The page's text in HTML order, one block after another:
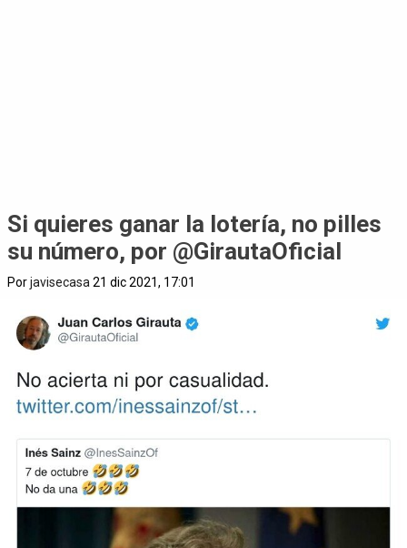
Si quieres ganar la lotería, no pilles
su número, por @GirautaOficial
Porjavisecasa 21 dic 2021, 17:01